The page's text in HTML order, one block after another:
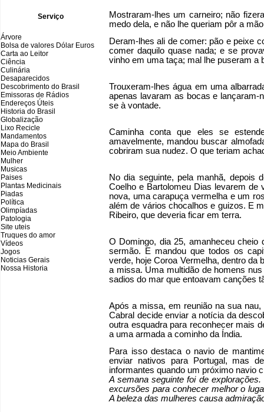
Serviço
Árvore
Bolsa de valores Dólar Euros
Carta ao Leitor
Ciência
Culinária
Desaparecidos
Descobrimento do Brasil
Emissoras de Rádios
Endereços Úteis
Historia do Brasil
Globalização
Lixo Recicle
Mandamentos
Mapa do Brasil
Meio Ambiente
Mulher
Musicas
Paises
Plantas Medicinais
Piadas
Política
Olimpíadas
Patologia
Site uteis
Truques do amor
Vídeos
Jogos
Noticias Gerais
Nossa Historia
Mostraram-lhes um carneiro; não
medo dela, e não lhe queriam pôr a
Deram-lhes ali de comer: pão e peixe
comer daquilo quase nada; e se
vinho em uma taça; mal lhe puseram a
Trouxeram-lhes água em uma
apenas lavaram as bocas e
se à vontade.
Caminha conta que eles se
amavelmente, mandou buscar
cobriram sua nudez. O que teriam
No dia seguinte, pela manhã, depois
Coelho e Bartolomeu Dias levarem
nova, uma carapuça vermelha e um
além de vários chocalhos e guizos. E
Ribeiro, que deveria ficar em terra.
O Domingo, dia 25, amanheceu
sermão. E mandou que todos os
verde, hoje Coroa Vermelha, dentro da
a missa. Uma multidão de homens
sadios do mar que entoavam canções
Após a missa, em reunião na sua
Cabral decide enviar a notícia da
outra esquadra para reconhecer mais
a uma armada a cominho da Índia.
Para isso destaca o navio de
enviar nativos para Portugal, mas
informantes quando um próximo navio
A semana seguinte foi de
excursões para conhecer melhor o
A beleza das mulheres causa